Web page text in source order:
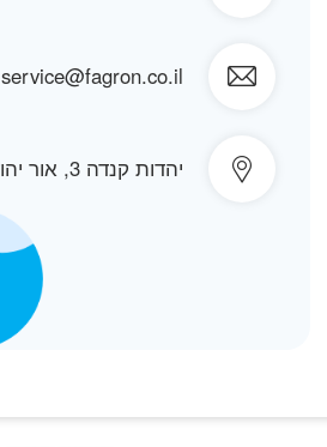
service@fagron.co.il
יהדות קנדה 3, אור יהודה